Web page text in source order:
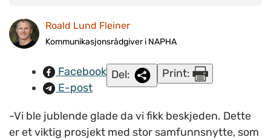
samhandling med spesialisthelsetjenesten. Når en har som
ambisjon at innovativ kommunikasjonsteknologi kan
over dette konkrete prosjektet, sier Trond Hatling, faglig
rådgiver i NAPHA og deltaker i forskningsprosjektet. FOTO:
Roald Lund Fleiner
Kommunikasjonsrådgiver i NAPHA
Facebook
E-post
Del: Print:
-Vi ble jublende glade da vi fikk beskjeden. Dette
er et viktig prosjekt med stor samfunnsnytte, som